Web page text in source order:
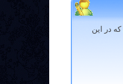
که در این